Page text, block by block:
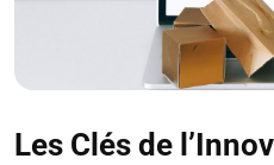
Les Clés de